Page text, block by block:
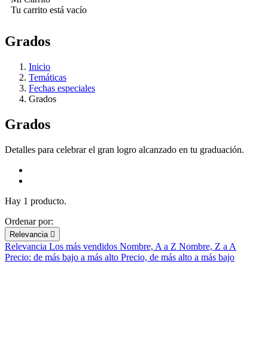
Tu carrito está vacío
Grados
Inicio
Temáticas
Fechas especiales
Grados
Grados
Detalles para celebrar el gran logro alcanzado en tu graduación.
Hay 1 producto.
Ordenar por:
Relevancia 
Relevancia Los más vendidos Nombre, A a Z Nombre, Z a A
Precio: de más bajo a más alto Precio, de más alto a más bajo